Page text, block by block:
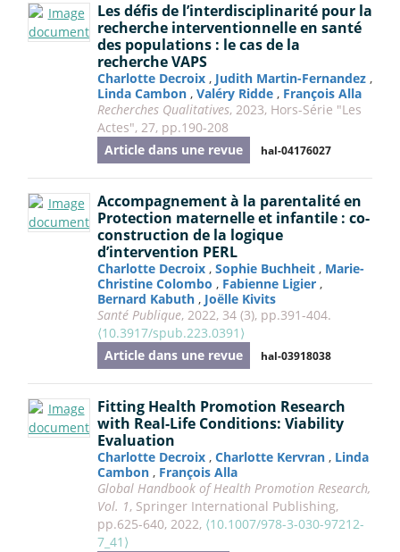
Les défis de l’interdisciplinarité pour la
recherche interventionnelle en santé
des populations : le cas de la
recherche VAPS
Charlotte Decroix , Judith Martin-Fernandez ,
Linda Cambon , Valéry Ridde , François Alla
Recherches Qualitatives, 2023, Hors-Série "Les
Actes", 27, pp.190-208
Article dans une revue
hal-04176027
Accompagnement à la parentalité en
Protection maternelle et infantile : co-
construction de la logique
d’intervention PERL
Charlotte Decroix , Sophie Buchheit , Marie-
Christine Colombo , Fabienne Ligier ,
Bernard Kabuth , Joëlle Kivits
Santé Publique, 2022, 34 (3), pp.391-404.
⟨10.3917/spub.223.0391⟩
Article dans une revue
hal-03918038
Fitting Health Promotion Research
with Real-Life Conditions: Viability
Evaluation
Charlotte Decroix , Charlotte Kervran , Linda
Cambon , François Alla
Global Handbook of Health Promotion Research,
Vol. 1, Springer International Publishing,
pp.625-640, 2022, ⟨10.1007/978-3-030-97212-
7_41⟩